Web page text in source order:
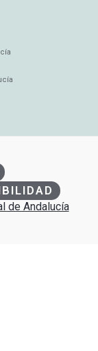
de Andalucía